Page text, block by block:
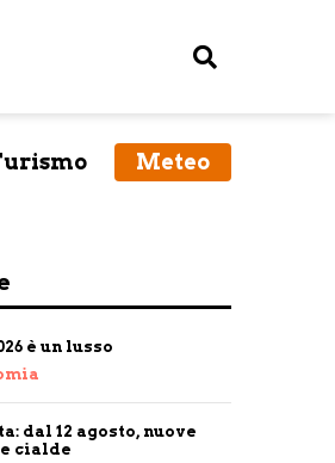
Meteo
è un lusso
dal 12 agosto, nuove
cialde